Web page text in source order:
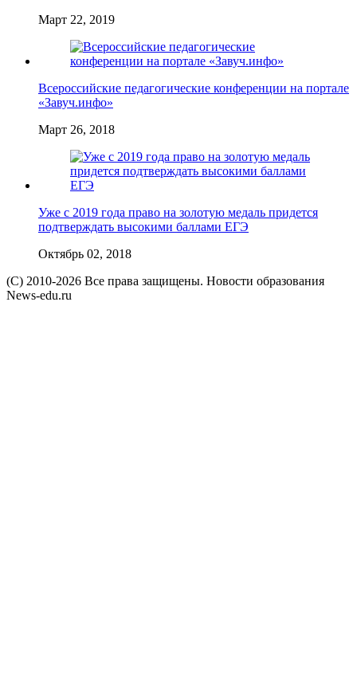
Март 22, 2019
Всероссийские педагогические конференции на портале
«Завуч.инфо»
Март 26, 2018
Уже с 2019 года право на золотую медаль придется
подтверждать высокими баллами ЕГЭ
Октябрь 02, 2018
(C) 2010-2026 Все права защищены. Новости образования
News-edu.ru